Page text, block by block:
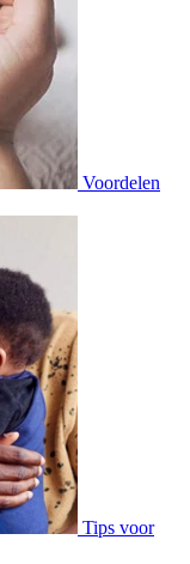
Voordelen
Tips voor